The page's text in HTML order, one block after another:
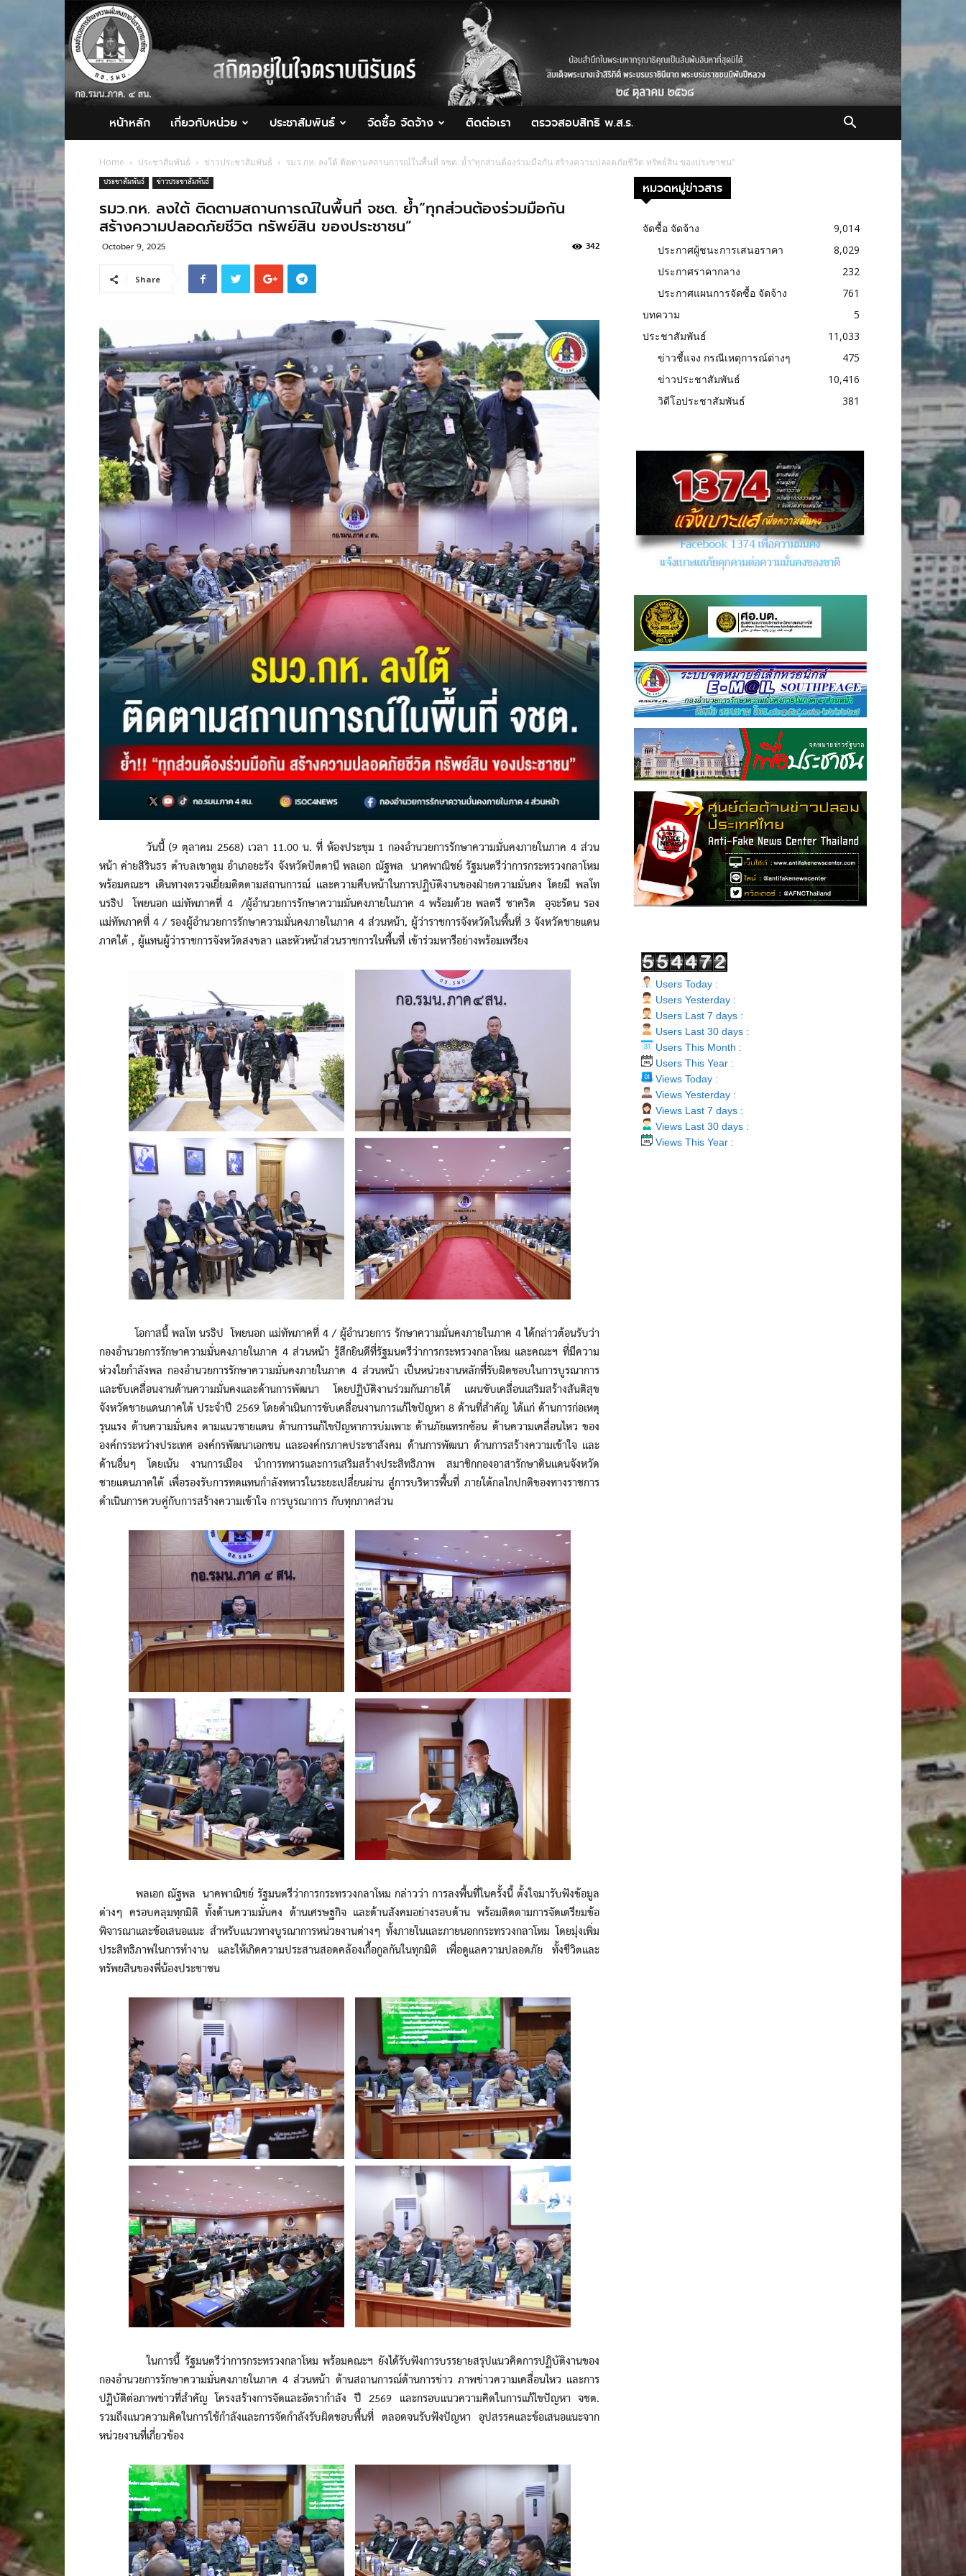
กอ.รมน.ภาค
4
สน.
หน้าหลัก เกี่ยวกับหน่วย ประชาสัมพันธ์ จัดซื้อ จัดจ้าง ติดต่อเรา ตรวจสอบสิทธิ พ.ส.ร.
Home ประชาสัมพันธ์ ข่าวประชาสัมพันธ์ รมว.กห. ลงใต้ ติดตามสถานการณ์ในพื้นที่ จชต. ย้ำ“ทุกส่วนต้องร่วมมือกัน สร้างความปลอดภัยชีวิต ทรัพย์สิน ของประชาชน”
ประชาสัมพันธ์ ข่าวประชาสัมพันธ์
รมว.กห. ลงใต้ ติดตามสถานการณ์ในพื้นที่ จชต. ย้ำ“ทุกส่วนต้องร่วมมือกัน
สร้างความปลอดภัยชีวิต ทรัพย์สิน ของประชาชน”
October 9, 2025 342
Share
วันนี้ (9 ตุลาคม 2568) เวลา 11.00 น. ที่ ห้องประชุม 1 กองอำนวยการรักษาความมั่นคงภายในภาค 4 ส่วน
หน้า ค่ายสิรินธร ตำบลเขาตูม อำเภอยะรัง จังหวัดปัตตานี พลเอก ณัฐพล นาคพาณิชย์ รัฐมนตรีว่าการกระทรวงกลาโหม
พร้อมคณะฯ เดินทางตรวจเยี่ยมติดตามสถานการณ์ และความคืบหน้าในการปฏิบัติงานของฝ่ายความมั่นคง โดยมี พลโท
นรธิป โพยนอก แม่ทัพภาคที่ 4 /ผู้อำนวยการรักษาความมั่นคงภายในภาค 4 พร้อมด้วย พลตรี ชาคริต อุจะรัตน รอง
แม่ทัพภาคที่ 4 / รองผู้อำนวยการรักษาความมั่นคงภายในภาค 4 ส่วนหน้า, ผู้ว่าราชการจังหวัดในพื้นที่ 3 จังหวัดชายแดน
ภาคใต้ , ผู้แทนผู้ว่าราชการจังหวัดสงขลา และหัวหน้าส่วนราชการในพื้นที่ เข้าร่วมหารือย่างพร้อมเพรียง
โอกาสนี้ พลโท นรธิป โพยนอก แม่ทัพภาคที่ 4 / ผู้อำนวยการ รักษาความมั่นคงภายในภาค 4 ได้กล่าวต้อนรับว่า
กองอำนวยการรักษาความมั่นคงภายในภาค 4 ส่วนหน้า รู้สึกยินดีที่รัฐมนตรีว่าการกระทรวงกลาโหม และคณะฯ ที่มีความ
ห่วงใยกำลังพล กองอำนวยการรักษาความมั่นคงภายในภาค 4 ส่วนหน้า เป็นหน่วยงานหลักที่รับผิดชอบในการบูรณาการ
และขับเคลื่อนงานด้านความมั่นคงและด้านการพัฒนา โดยปฏิบัติงานร่วมกันภายใต้ แผนขับเคลื่อนเสริมสร้างสันติสุข
จังหวัดชายแดนภาคใต้ ประจำปี 2569 โดยดำเนินการขับเคลื่อนงานการแก้ไขปัญหา 8 ด้านที่สำคัญ ได้แก่ ด้านการก่อเหตุ
รุนแรง ด้านความมั่นคง ตามแนวชายแดน ด้านการแก้ไขปัญหาการบ่มเพาะ ด้านภัยแทรกซ้อน ด้านความเคลื่อนไหว ของ
องค์กรระหว่างประเทศ องค์กรพัฒนาเอกชน และองค์กรภาคประชาสังคม ด้านการพัฒนา ด้านการสร้างความเข้าใจ และ
ด้านอื่นๆ โดยเน้น งานการเมือง นำการทหารและการเสริมสร้างประสิทธิภาพ สมาชิกกองอาสารักษาดินแดนจังหวัด
ชายแดนภาคใต้ เพื่อรองรับการทดแทนกำลังทหารในระยะเปลี่ยนผ่าน สู่การบริหารพื้นที่ ภายใต้กลไกปกติของทางราชการ
ดำเนินการควบคู่กับการสร้างความเข้าใจ การบูรณาการ กับทุกภาคส่วน
พลเอก ณัฐพล นาคพาณิชย์ รัฐมนตรีว่าการกระทรวงกลาโหม กล่าวว่า การลงพื้นที่ในครั้งนี้ ตั้งใจมารับฟังข้อมูล
ต่างๆ ครอบคลุมทุกมิติ ทั้งด้านความมั่นคง ด้านเศรษฐกิจ และด้านสังคมอย่างรอบด้าน พร้อมติดตามการจัดเตรียมข้อ
พิจารณาและข้อเสนอแนะ สำหรับแนวทางบูรณาการหน่วยงานต่างๆ ทั้งภายในและภายนอกกระทรวงกลาโหม โดยมุ่งเพิ่ม
ประสิทธิภาพในการทำงาน และให้เกิดความประสานสอดคล้องเกื้อกูลกันในทุกมิติ เพื่อดูแลความปลอดภัย ทั้งชีวิตและ
ทรัพยสินของพี่น้องประชาชน
ในการนี้ รัฐมนตรีว่าการกระทรวงกลาโหม พร้อมคณะฯ ยังได้รับฟังการบรรยายสรุปแนวคิดการปฏิบัติงานของ
กองอำนวยการรักษาความมั่นคงภายในภาค 4 ส่วนหน้า ด้านสถานการณ์ด้านการข่าว ภาพข่าวความเคลื่อนไหว และการ
ปฏิบัติต่อภาพข่าวที่สำคัญ โครงสร้างการจัดและอัตรากำลัง ปี 2569 และกรอบแนวความคิดในการแก้ไขปัญหา จชต.
รวมถึงแนวความคิดในการใช้กำลังและการจัดกำลังรับผิดชอบพื้นที่ ตลอดจนรับฟังปัญหา อุปสรรคและข้อเสนอแนะจาก
หน่วยงานที่เกี่ยวข้อง
หมวดหมู่ข่าวสาร
จัดซื้อ จัดจ้าง
9,014
ประกาศผู้ชนะการเสนอราคา
8,029
ประกาศราคากลาง
232
ประกาศแผนการจัดซื้อ จัดจ้าง
761
บทความ
5
ประชาสัมพันธ์
11,033
ข่าวชี้แจง กรณีเหตุการณ์ต่างๆ
475
ข่าวประชาสัมพันธ์
10,416
วิดีโอประชาสัมพันธ์
381
Users Today :
Users Yesterday :
Users Last 7 days :
Users Last 30 days :
Users This Month :
Users This Year :
Views Today :
Views Yesterday :
Views Last 7 days :
Views Last 30 days :
Views This Year :